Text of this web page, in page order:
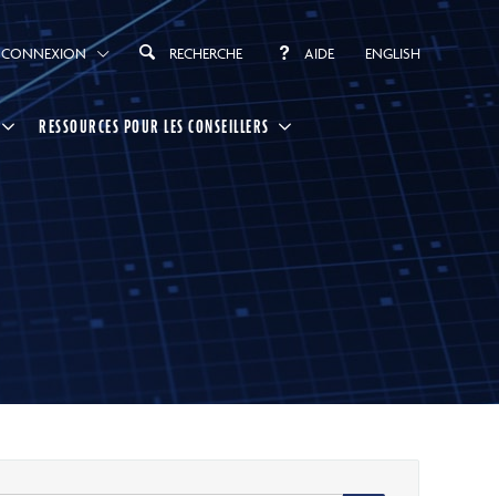
CONNEXION RECHERCHE AIDE ENGLISH
RESSOURCES POUR LES CONSEILLERS